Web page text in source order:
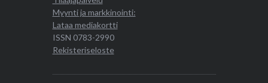
Myynti ja markkinointi:
Lataa mediakortti
ISSN 0783-2990
Rekisteriseloste